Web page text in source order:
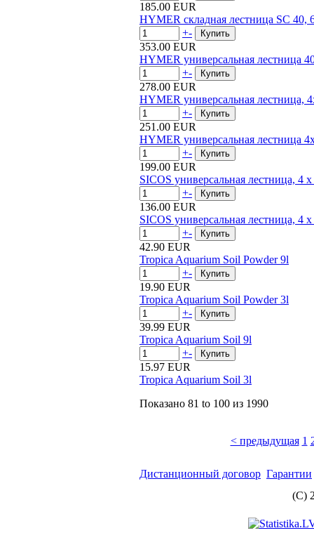
185.00 EUR
HYMER складная лестница SC 40,
+-
353.00 EUR
HYMER универсальная лестница
+-
278.00 EUR
HYMER универсальная лестница,
+-
251.00 EUR
HYMER универсальная лестница
+-
199.00 EUR
SICOS универсальная лестница, 4
+-
136.00 EUR
SICOS универсальная лестница, 4
+-
42.90 EUR
Tropica Aquarium Soil Powder 9l
+-
19.90 EUR
Tropica Aquarium Soil Powder 3l
+-
39.99 EUR
Tropica Aquarium Soil 9l
+-
15.97 EUR
Tropica Aquarium Soil 3l
Показано 81 to 100 из 1990
< предыдущая 1
Дистанционный договор Гарантии
(C)